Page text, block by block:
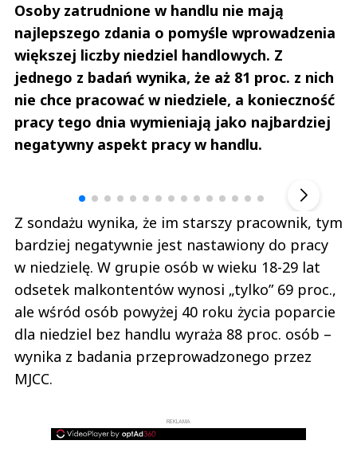
Osoby zatrudnione w handlu nie mają
najlepszego zdania o pomyśle wprowadzenia
większej liczby niedziel handlowych. Z
jednego z badań wynika, że aż 81 proc. z nich
nie chce pracować w niedziele, a konieczność
pracy tego dnia wymieniają jako najbardziej
negatywny aspekt pracy w handlu.
Z sondażu wynika, że im starszy pracownik, tym
bardziej negatywnie jest nastawiony do pracy
w niedzielę. W grupie osób w wieku 18-29 lat
odsetek malkontentów wynosi „tylko” 69 proc.,
ale wśród osób powyżej 40 roku życia poparcie
dla niedziel bez handlu wyraża 88 proc. osób –
wynika z badania przeprowadzonego przez
MJCC.
REKLAMA